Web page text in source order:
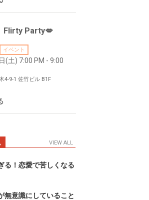
Flirty Party💋
イベント
(土) 7:00 PM - 9:00
4-9-1 佐竹ビル B1F
VIEW ALL
る！恋愛で苦しくなる
無意識にしていること